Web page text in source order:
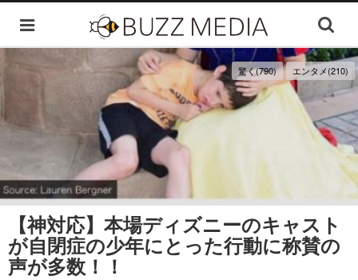
驚く(790) エンタメ(210)
【神対応】本場ディズニーのキャスト
が自閉症の少年にとった行動に称賛の
声が多数！！